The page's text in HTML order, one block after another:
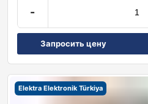
-
Запросить цену
Elektra Elektronik Türkiya